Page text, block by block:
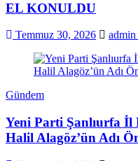
EL KONULDU
Temmuz 30, 2026 admin
Gündem
Yeni Parti Şanlıurfa İl
Halil Alagöz’ün Adı